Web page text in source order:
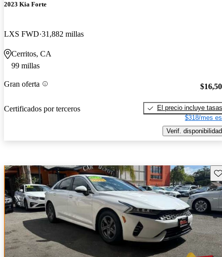
2023 Kia Forte
LXS FWD 31,882 millas
Cerritos, CA
99 millas
Gran oferta
Certificados por terceros
El precio incluye tasas
$318/mes
Verif. disponibilidad